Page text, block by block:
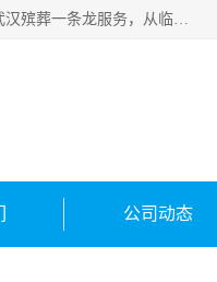
武汉生命之源文化有限公司，秉持着对生命的敬重与关怀，专注于殡葬服务领域。我们提供全方位的武汉殡葬一条龙服务，从临终关怀开始，到后事的妥善处理，每个环节都精心安排。专业团队严格依照规范，为逝者净身、穿衣，庄重地接运遗体，提供优质的遗体整理与妆扮服务。告别仪式策划、火化手续办理以及骨灰安置等事务，也都有专人协助。
公司动态